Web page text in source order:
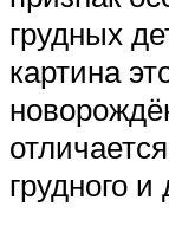
грудных
картина
грудного